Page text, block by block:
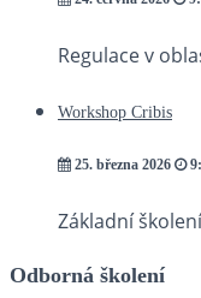
Regulace v
Workshop Cribis
25. března 2026
Základní
Odborná školení